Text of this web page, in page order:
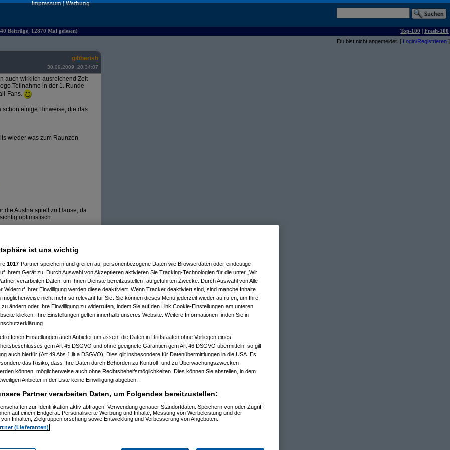
Impressum|Werbung
Beiträge, 12870 Mal gelesen) Top-100 | Fresh-100
Du bist nicht angemeldet. [ Login/Registrieren ]
gibberish
30.09.2009, 20:34:07
auch wirklich ausreichend Zeit
Teilnahme in der 1. Runde
Fans.
schon einige Hinweise, die das
wieder was zum Raunzen
die Austria spielt zu Hause, da
optimistisch.
20:36:34)
20:37:39)
20:40:59)
30.09.2009, 20:41:20)
am 30.09.2009, 20:42:04)
20:45:37)
(substituteam 30.09.2009, 20:46:24)
substitute
am 01.10.2009, 22:57:14)
01.10.2009, 22:58:35)
22:45:21)
22:47:25)
11:44:17)
13:35:42)
13:57:51)
11:55:41)
11:56:58)
11:57:54)
am 01.10.2009, 11:58:30)
am 01.10.2009, 12:02:51)
ist uns wichtig
1017-Partner speichern und greifen auf personenbezogene Daten wie Browserdaten oder eindeutige
Ihrem Gerät zu. Durch Auswahl von Akzeptieren aktivieren Sie Tracking-Technologien für die unter „Wir
verarbeiten Daten, um Ihnen Dienste bereitzustellen“ aufgeführten Zwecke. Durch Auswahl von Alle
Widerruf Ihrer Einwilligung werden diese deaktiviert. Wenn Tracker deaktiviert sind, sind manche Inhalte
möglicherweise nicht mehr so relevant für Sie. Sie können dieses Menü jederzeit wieder aufrufen, um Ihre
zu ändern oder Ihre Einwilligung zu widerrufen, indem Sie auf den Link Cookie-Einstellungen am unteren
klicken. Ihre Einstellungen gelten innerhalb unseres Website. Weitere Informationen finden Sie in
Einstellungen auch Anbieter umfassen, die Daten in Drittstaaten ohne Vorliegen eines
gem Art 45 DSGVO und ohne geeignete Garantien gem Art 46 DSGVO übermitteln, so gilt
auch hierfür (Art 49 Abs 1 lit a DSGVO). Dies gilt insbesondere für Datenübermittlungen in die USA. Es
das Risiko, dass Ihre Daten durch Behörden zu Kontroll- und zu Überwachungszwecken
können, möglicherweise auch ohne Rechtsbehelfsmöglichkeiten. Dies können Sie abstellen, in dem
Anbieter in der Liste keine Einwilligung abgeben.
Partner verarbeiten Daten, um Folgendes bereitzustellen:
zur Identifikation aktiv abfragen. Verwendung genauer Standortdaten. Speichern von oder Zugriff
auf einem Endgerät. Personalisierte Werbung und Inhalte, Messung von Werbeleistung und der
Inhalten, Zielgruppenforschung sowie Entwicklung und Verbesserung von Angeboten.
(Lieferanten)